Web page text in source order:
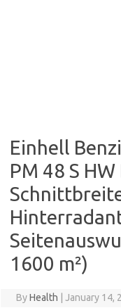
Einhell
PM 48 S
1600 m²)
ByHealth January 14,